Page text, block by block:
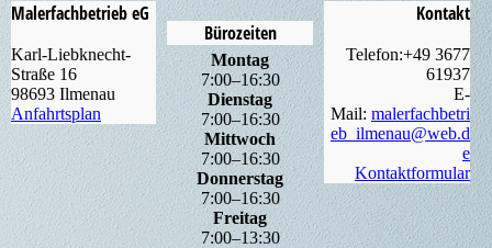
Malerfachbetrieb eG
Karl-Liebknecht-
Straße 16
98693 Ilmenau
Anfahrtsplan
Bürozeiten
Montag
7:00–16:30
Dienstag
7:00–16:30
Mittwoch
7:00–16:30
Donnerstag
7:00–16:30
Freitag
7:00–13:30
Kontakt
Telefon:+49 3677
61937
E-
Mail: malerfachbetri
eb_ilmenau@web.d
e
Kontaktformular